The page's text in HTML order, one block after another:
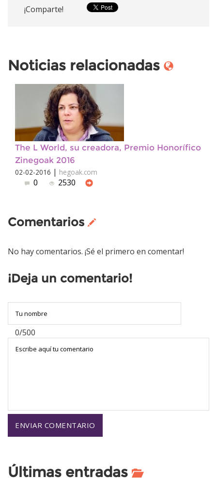
¡Comparte!
Noticias relacionadas
The L World, su creadora, Premio Honorífico
Zinegoak 2016
02-02-2016 | hegoak.com
0 2530
Comentarios
No hay comentarios. ¡Sé el primero en comentar!
¡Deja un comentario!
0/500
Últimas entradas